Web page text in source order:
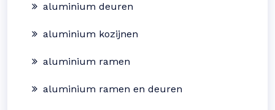
aluminium deuren
aluminium kozijnen
aluminium ramen
aluminium ramen en deuren